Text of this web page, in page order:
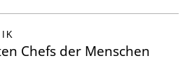
Chefs der Menschen